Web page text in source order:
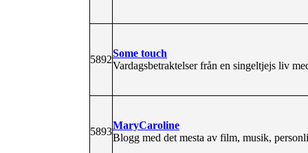
5892
Some touch
Vardagsbetraktelser från en singeltjejs liv
5893
MaryCaroline
Blogg med det mesta av film, musik,